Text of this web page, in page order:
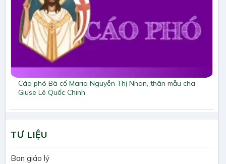
Cáo phó Bà cố Maria Nguyễn Thị Nhan, thân mẫu cha
Giuse Lê Quốc Chinh
TƯ LIỆU
Ban giáo lý